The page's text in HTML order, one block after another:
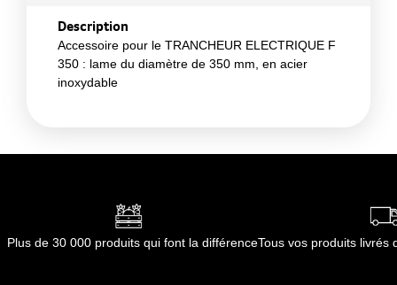
Description
Accessoire pour le TRANCHEUR ELECTRIQUE F
350 : lame du diamètre de 350 mm, en acier
inoxydable
Plus de 30 000 produits qui font la différenceTous vos produits livrés